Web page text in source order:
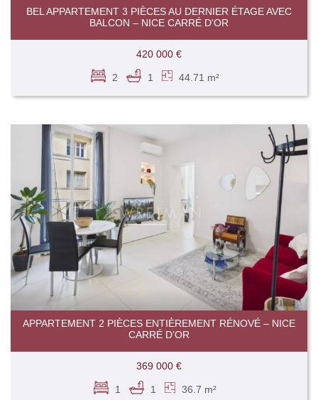
BEL APPARTEMENT 3 PIÈCES AU DERNIER ÉTAGE AVEC
BALCON – NICE CARRÉ D'OR
420 000 €
2 1 44.71 m²
APPARTEMENT 2 PIÈCES ENTIÈREMENT RÉNOVÉ – NICE
CARRÉ D’OR
369 000 €
1 1 36.7 m²